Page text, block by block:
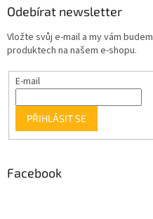
Odebírat newsletter
Vložte svůj e-mail a my vám
produktech na našem e-shopu.
E-mail
PŘIHLÁSIT SE
Facebook